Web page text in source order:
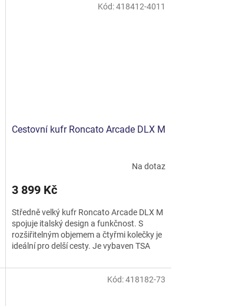
Cestovní kufr Roncato Arcade DLX M
Na dotaz
3 899 Kč
Středně velký kufr Roncato Arcade DLX M
spojuje italský design a funkčnost. S
rozšiřitelným objemem a čtyřmi kolečky je
ideální pro delší cesty. Je vybaven TSA
Kód:418412-4011
Kód:418182-73